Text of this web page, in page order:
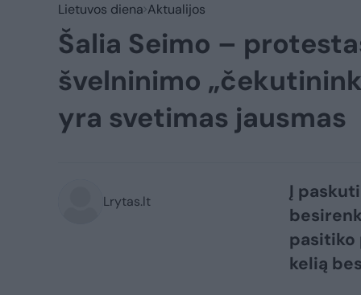
Lietuvos diena Aktualijos
Šalia Seimo –
švelninimo
yra svetimas jausmas
Lrytas.lt
Į
pasitiko
kelią